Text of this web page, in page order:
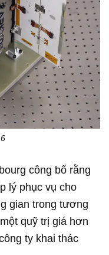
công bố rằng
lý phục vụ cho
gian trong tương
quỹ trị giá hơn
ty khai thác